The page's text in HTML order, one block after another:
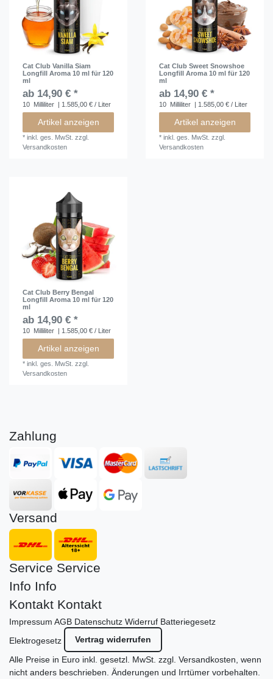
Cat Club Vanilla Siam
Longfill Aroma 10 ml für 120
ml
ab 14,90 € *
10 Milliliter | 1.585,00 € / Liter
Artikel anzeigen
*inkl. ges. MwSt. zzgl.
Versandkosten
Cat Club Sweet Snowshoe
Longfill Aroma 10 ml für 120
ml
ab 14,90 € *
10 Milliliter | 1.585,00 € / Liter
Artikel anzeigen
*inkl. ges. MwSt. zzgl.
Versandkosten
Cat Club Berry Bengal
Longfill Aroma 10 ml für 120
ml
ab 14,90 € *
10 Milliliter | 1.585,00 € / Liter
Artikel anzeigen
*inkl. ges. MwSt. zzgl.
Versandkosten
Zahlung
Versand
Service Service
Info Info
Kontakt Kontakt
Impressum AGB Datenschutz Widerruf Batteriegesetz
Elektrogesetz
Vertrag widerrufen
Alle Preise in Euro inkl. gesetzl. MwSt. zzgl. Versandkosten , wenn
nicht anders beschrieben. Änderungen und Irrtümer vorbehalten.